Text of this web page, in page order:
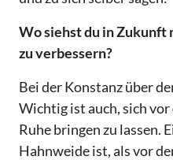
Wo siehst du in
zu verbessern?
Bei der Konstanz über
Wichtig ist auch, sich
Ruhe bringen zu lassen.
Hahnweide ist, als vor